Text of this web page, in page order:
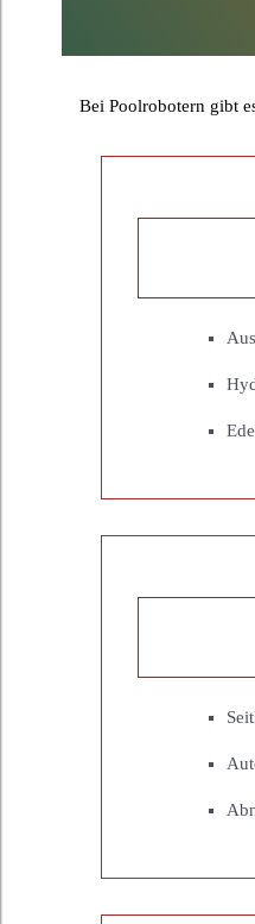
Bei Poolrobotern gibt